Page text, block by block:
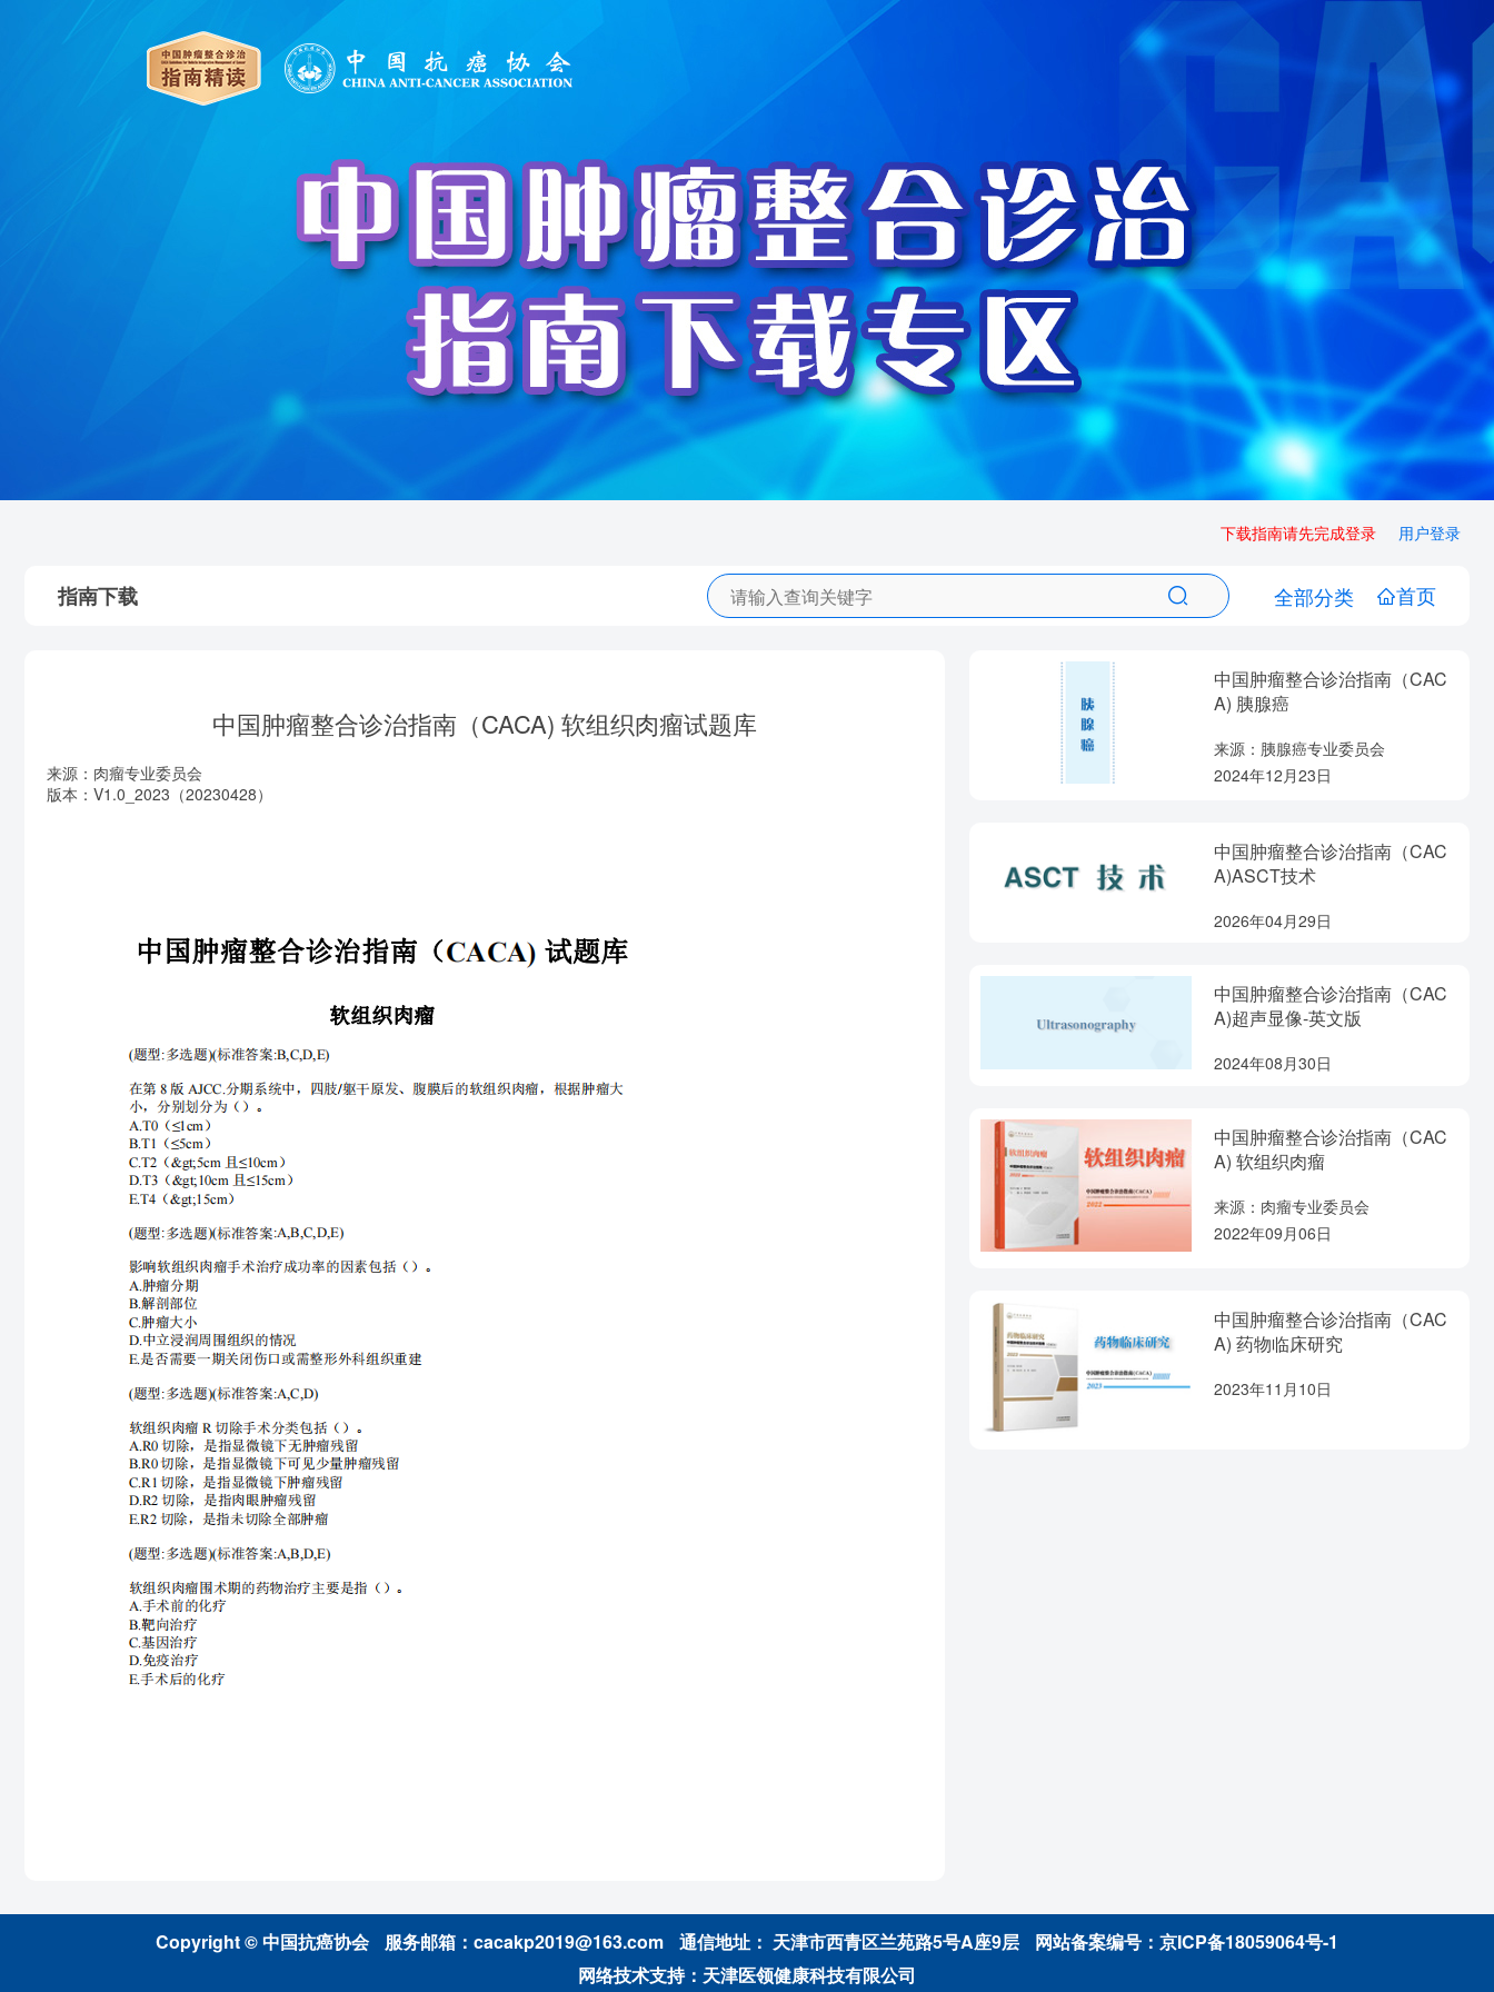
下载指南请先完成登录 用户登录
指南下载 全部分类 首页
中国肿瘤整合诊治指南（CACA) 软组织肉瘤试题库
来源：肉瘤专业委员会
版本：V1.0_2023（20230428）
中国肿瘤整合诊治指南（CAC
A) 胰腺癌
来源：胰腺癌专业委员会
2024年12月23日
中国肿瘤整合诊治指南（CAC
A)ASCT技术
2026年04月29日
中国肿瘤整合诊治指南（CAC
A)超声显像-英文版
2024年08月30日
中国肿瘤整合诊治指南（CAC
A) 软组织肉瘤
来源：肉瘤专业委员会
2022年09月06日
中国肿瘤整合诊治指南（CAC
A) 药物临床研究
2023年11月10日
Copyright © 中国抗癌协会 服务邮箱：cacakp2019@163.com 通信地址： 天津市西青区兰苑路5号A座9层 网站备案编号： 京ICP备18059064号-1
网络技术支持：天津医领健康科技有限公司